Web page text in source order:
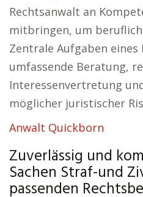
Rechtsanwalt an
mitbringen, um
Zentrale Aufgaben eines
umfassende Beratung,
Interessenvertretung
möglicher juristischer
Anwalt Quickborn
Zuverlässig und
Sachen Straf-und
passenden